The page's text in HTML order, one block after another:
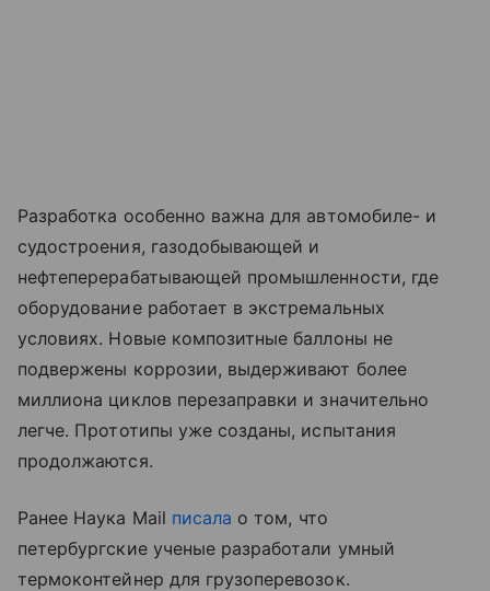
Разработка особенно важна для автомобиле- и
судостроения, газодобывающей и
нефтеперерабатывающей промышленности, где
оборудование работает в экстремальных
условиях. Новые композитные баллоны не
подвержены коррозии, выдерживают более
миллиона циклов перезаправки и значительно
легче. Прототипы уже созданы, испытания
продолжаются.
Ранее Наука Mail писала о том, что
петербургские ученые разработали умный
термоконтейнер для грузоперевозок.